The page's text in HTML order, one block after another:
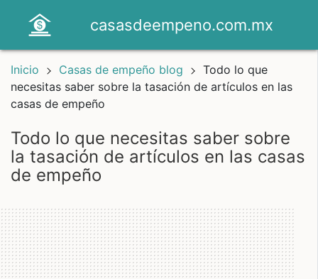
casasdeempeno.com.mx
Inicio Casas de empeño blog
Todo lo que
necesitas saber sobre la tasación de artículos en las
casas de empeño
todo lo que necesitas saber sobre
la tasación de artículos en las casas
de empeño